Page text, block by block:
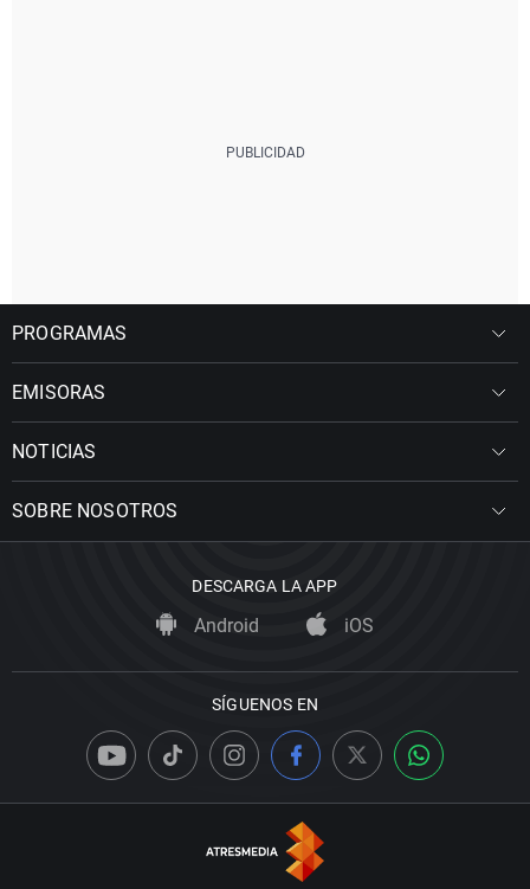
PROGRAMAS
EMISORAS
NOTICIAS
SOBRE NOSOTROS
DESCARGA LA APP
Android iOS
SÍGUENOS EN